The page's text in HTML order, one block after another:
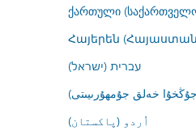
ქართული
Հայերեն
עברית (ישראל)
خەلق جۇمھۇرىيىتى)
اُردو (پاکستان)